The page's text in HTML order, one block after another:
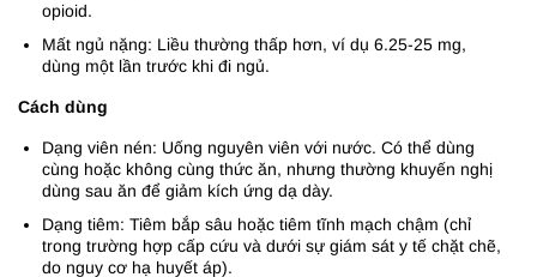
opioid.
Mất ngủ nặng: Liều thường thấp hơn, ví dụ 6.25-25 mg,
dùng một lần trước khi đi ngủ.
Cách dùng
Dạng viên nén: Uống nguyên viên với nước. Có thể dùng
cùng hoặc không cùng thức ăn, nhưng thường khuyến nghị
dùng sau ăn để giảm kích ứng dạ dày.
Dạng tiêm: Tiêm bắp sâu hoặc tiêm tĩnh mạch chậm (chỉ
trong trường hợp cấp cứu và dưới sự giám sát y tế chặt chẽ,
do nguy cơ hạ huyết áp).